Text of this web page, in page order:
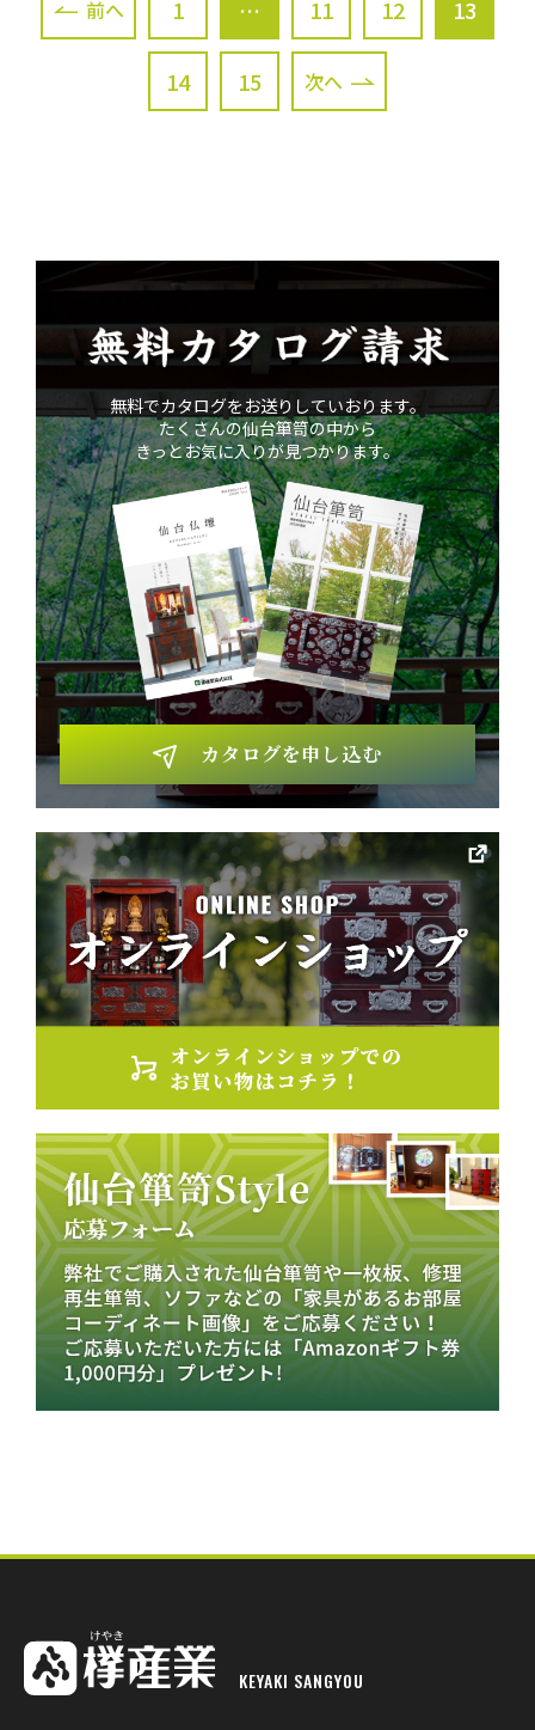
前へ 1 … 11 12 13
14 15 次へ
無料カタログ請求
無料でカタログをお送りしていおります。
たくさんの仙台箪笥の中から
きっとお気に入りが見つかります。
カタログを申し込む
KEYAKI SANGYOU